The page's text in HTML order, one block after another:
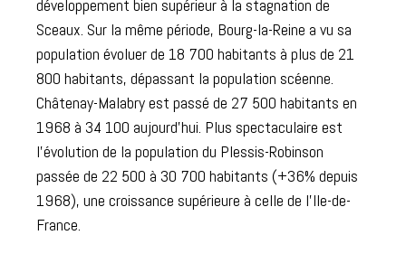
développement bien supérieur à la stagnation de
Sceaux. Sur la même période, Bourg-la-Reine a vu sa
population évoluer de 18 700 habitants à plus de 21
800 habitants, dépassant la population scéenne.
Châtenay-Malabry est passé de 27 500 habitants en
1968 à 34 100 aujourd’hui. Plus spectaculaire est
l’évolution de la population du Plessis-Robinson
passée de 22 500 à 30 700 habitants (+36% depuis
1968), une croissance supérieure à celle de l’Ile-de-
France.